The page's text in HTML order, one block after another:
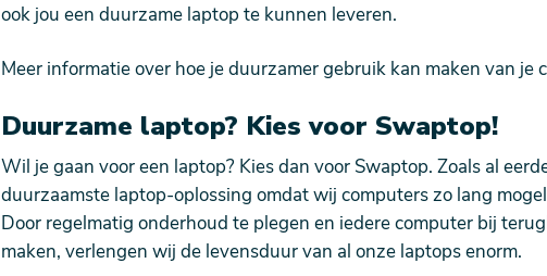
ook jou een duurzame laptop te kunnen leveren.
Meer informatie over hoe je duurzamer gebruik kan maken van je
Duurzame laptop? Kies voor Swaptop!
Wil je gaan voor een laptop? Kies dan voor Swaptop. Zoals al
duurzaamste laptop-oplossing omdat wij computers zo lang
Door regelmatig onderhoud te plegen en iedere computer bij
maken, verlengen wij de levensduur van al onze laptops enorm.